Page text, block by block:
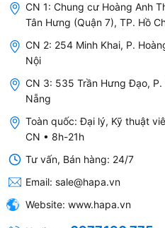
Hướng dẫn bằng
Nước iOn Kiềm
Máy phát ra giọng nói
hướng dẫn bạn thao tác
nước nào cũng sẽ có
cho bạn, thông báo cho
nước, hướng dẫn cảnh báo
thường.
Đây là trải nghiệm thú vị và
phụ nữ, người lớn tuổi, cả
CN 1: Chung cư Hoàng Anh
Tân Hưng (Quận 7), TP. Hồ
CN 2: 254 Minh Khai, P.
Nội
CN 3: 535 Trần Hưng Đạo, P.
Nẵng
Toàn quốc: Đại lý, Kỹ thuật
CN • 8h-21h
Tư vấn, Bán hàng: 24/7
Email: sale@hapa.vn
Website: www.hapa.vn